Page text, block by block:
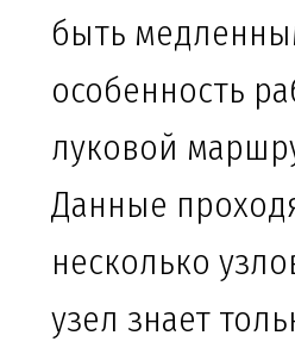
быть
особенность
луковой
Данные
несколько
узел знает